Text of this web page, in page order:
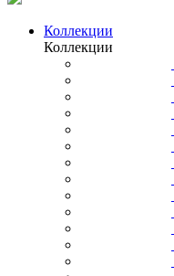
Коллекции
Коллекции